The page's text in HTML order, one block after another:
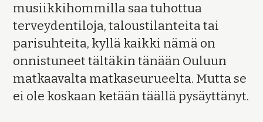
musiikkihommilla saa tuhottua
terveydentiloja, taloustilanteita tai
parisuhteita, kyllä kaikki nämä on
onnistuneet tältäkin tänään Ouluun
matkaavalta matkaseurueelta. Mutta se
ei ole koskaan ketään täällä pysäyttänyt.